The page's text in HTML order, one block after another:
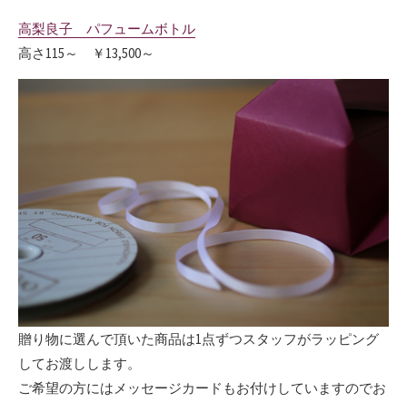
高梨良子 パフュームボトル
高さ115～ ￥13,500～
贈り物に選んで頂いた商品は1点ずつスタッフがラッピング
してお渡しします。
ご希望の方にはメッセージカードもお付けしていますのでお